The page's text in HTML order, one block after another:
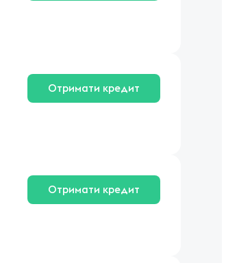
Отримати кредит
Отримати кредит